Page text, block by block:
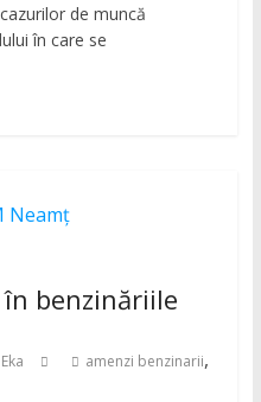
de muncă
în care se
Neamț
benzinăriile
amenzi benzinarii,